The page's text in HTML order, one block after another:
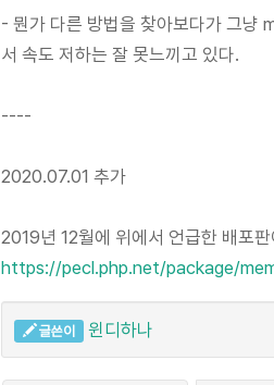
- 뭔가 다른 방법을 찾아보다가 그냥
서 속도 저하는 잘 못느끼고 있다.
----
2020.07.01 추가
2019년 12월에 위에서 언급한 배포
https://pecl.php.net/package/
글쓴이 윈디하나